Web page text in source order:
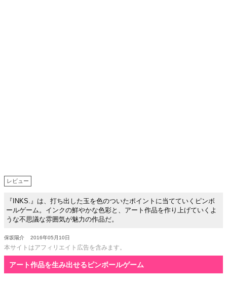
レビュー
『INKS.』は、打ち出した玉を色のついたポイントに当てていくピンボ
ールゲーム。インクの鮮やかな色彩と、アート作品を作り上げていくよ
うな不思議な雰囲気が魅力の作品だ。
保坂陽介 2016年05月10日
本サイトはアフィリエイト広告を含みます。
アート作品を生み出せるピンボールゲーム